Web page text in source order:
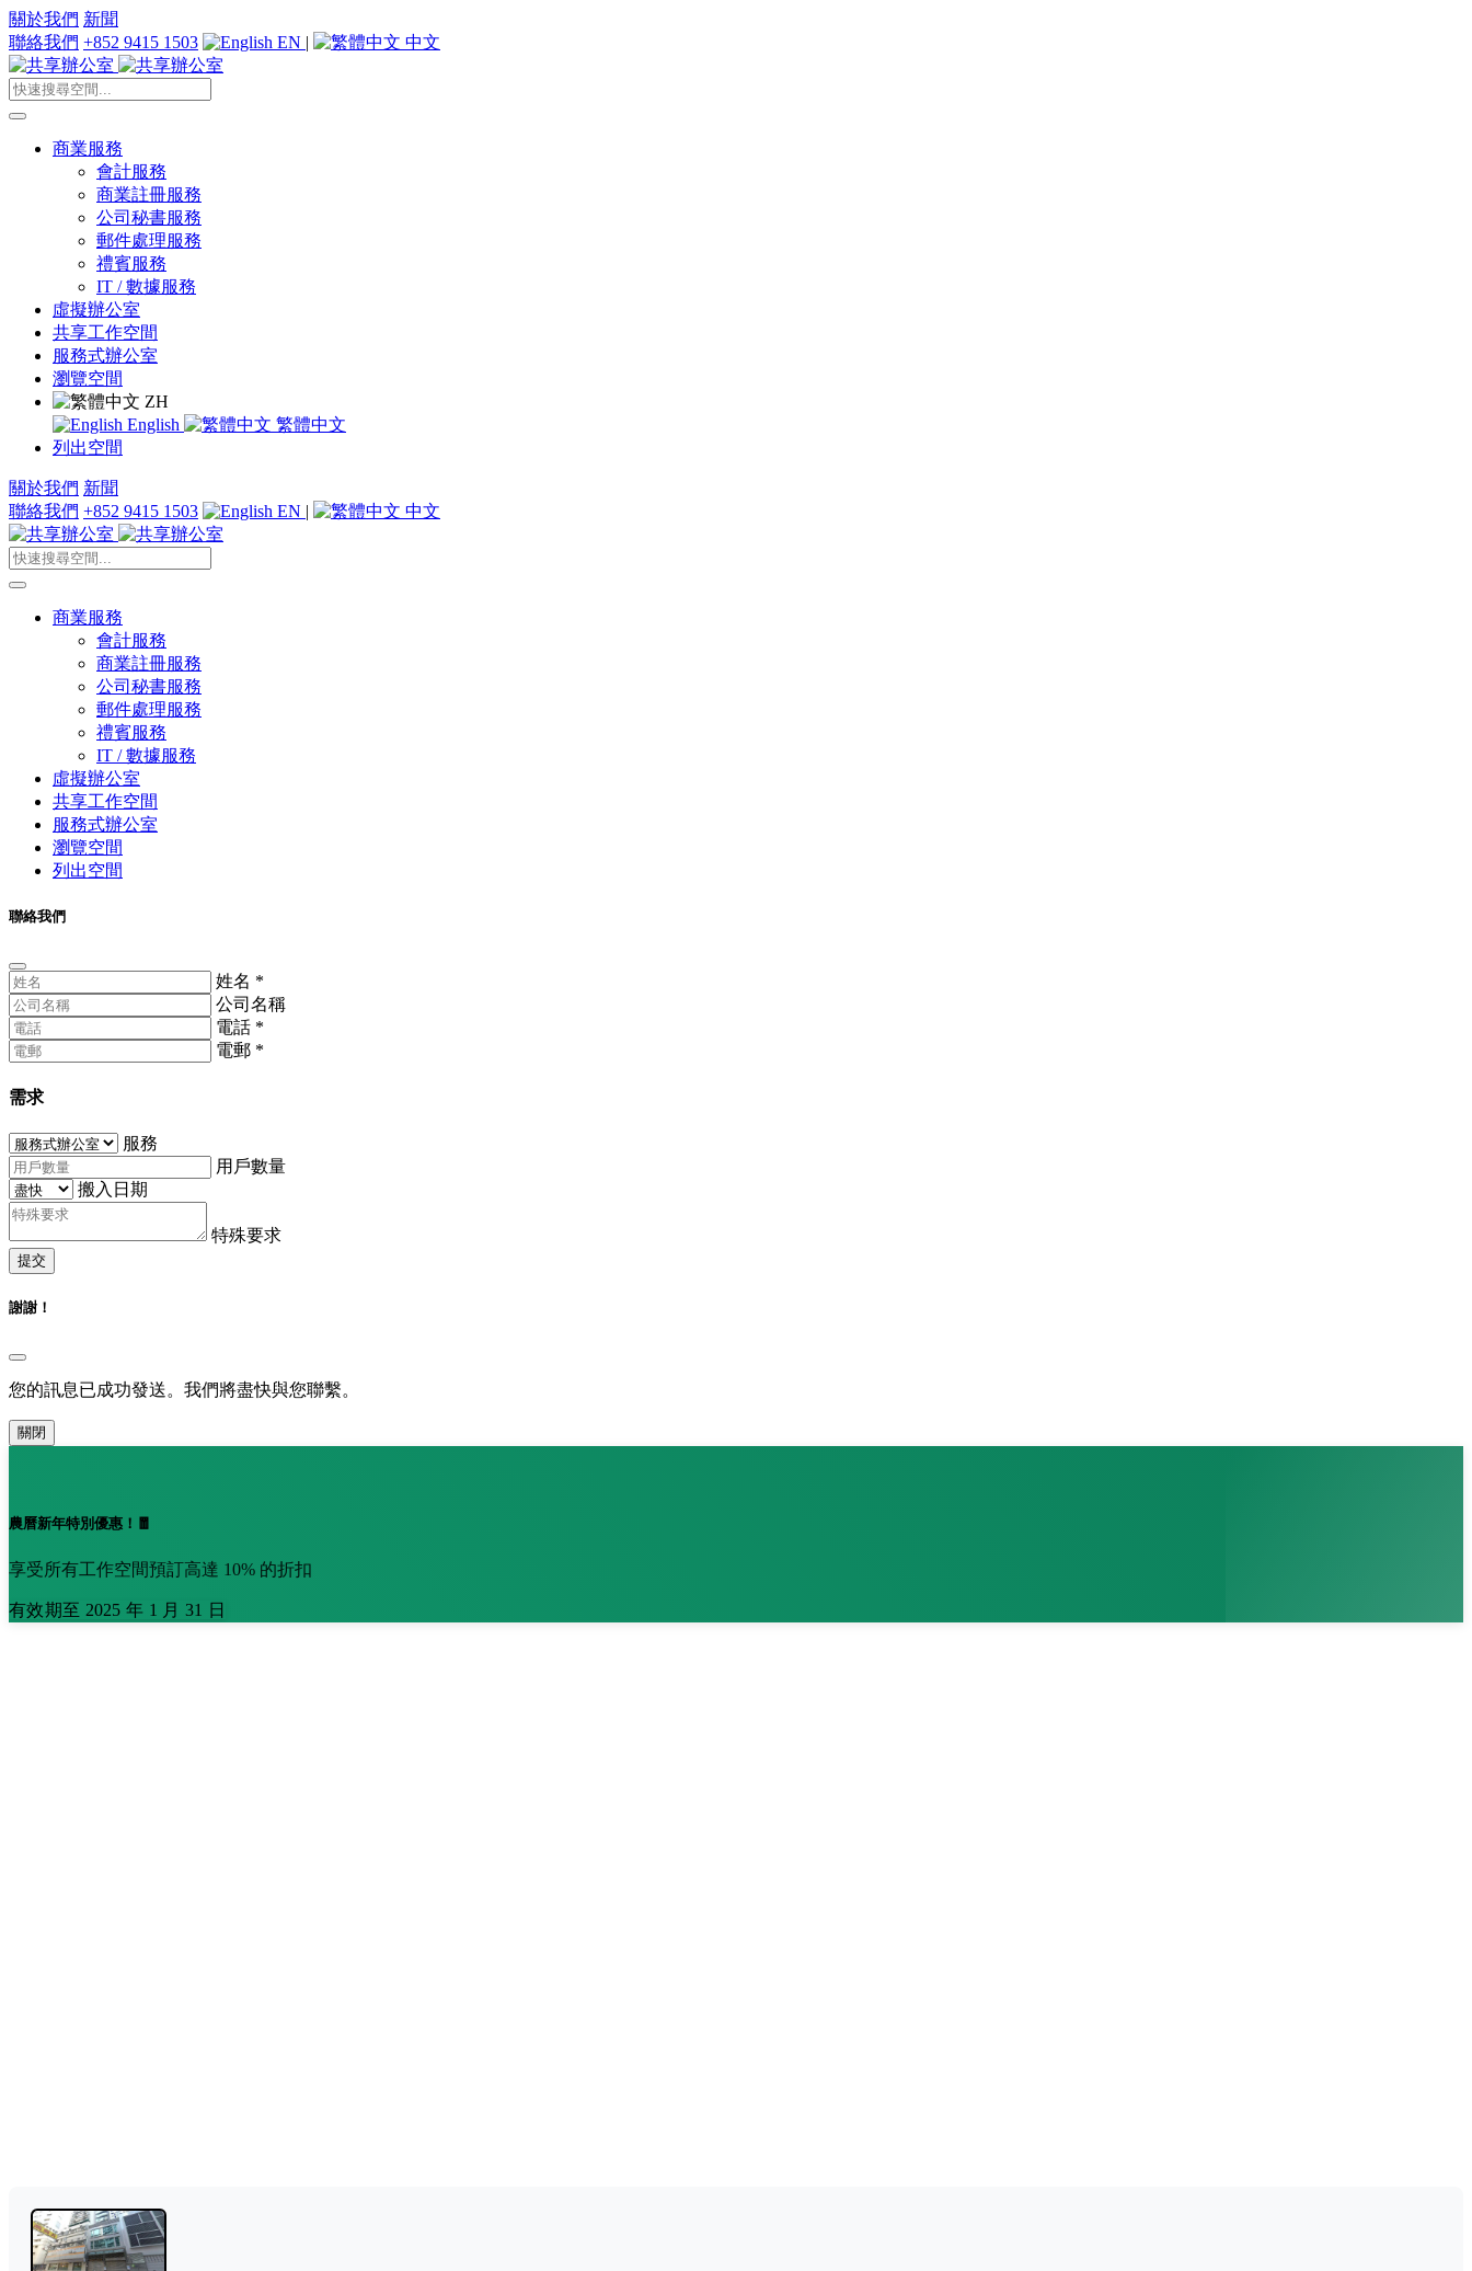
關於我們 新聞
聯絡我們 +852 9415 1503 EN | 中文
商業服務
會計服務
商業註冊服務
公司秘書服務
郵件處理服務
禮賓服務
IT / 數據服務
虛擬辦公室
共享工作空間
服務式辦公室
瀏覽空間
ZH
English
繁體中文
列出空間
關於我們 新聞
聯絡我們 +852 9415 1503 EN | 中文
商業服務
會計服務
商業註冊服務
公司秘書服務
郵件處理服務
禮賓服務
IT / 數據服務
虛擬辦公室
共享工作空間
服務式辦公室
瀏覽空間
列出空間
聯絡我們
姓名 *
公司名稱
電話 *
電郵 *
需求
服務
用戶數量
搬入日期
特殊要求
提交
謝謝！
您的訊息已成功發送。我們將盡快與您聯繫。
關閉
農曆新年特別優惠！🧧
享受所有工作空間預訂高達 10% 的折扣
有效期至 2025 年 1 月 31 日